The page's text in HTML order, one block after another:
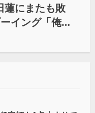
蓮にまたも敗
イング「俺が